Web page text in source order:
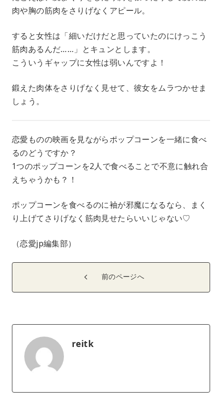
肉や胸の筋肉をさりげなくアピール。
すると女性は「細いだけだと思っていたのにけっこう
筋肉あるんだ……」とキュンとします。
こういうギャップに女性は弱いんですよ！
鍛えた肉体をさりげなく見せて、彼女をムラつかせま
しょう。
恋愛ものの映画を見ながらポップコーンを一緒に食べ
るのどうですか？
1つのポップコーンを2人で食べることで不意に触れ合
えちゃうかも？！
ポップコーンを食べるのに袖が邪魔になるなら、まく
り上げてさりげなく筋肉見せたらいいじゃない♡
（恋愛jp編集部）
前のページへ
reitk